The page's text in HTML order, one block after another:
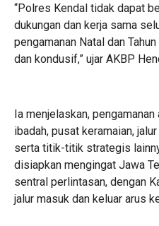
“Polres Kendal tidak dapat
dukungan dan kerja sama
pengamanan Natal dan
dan kondusif,” ujar AKBP
Ia menjelaskan,
ibadah, pusat keramaian,
serta titik-titik strategis
disiapkan mengingat Jawa
sentral perlintasan, dengan
jalur masuk dan keluar arus